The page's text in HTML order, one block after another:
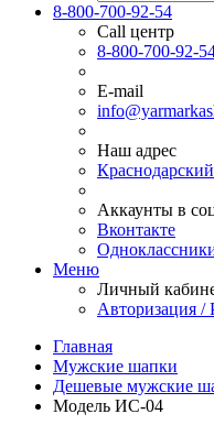
8-800-700-92-54
Call центр
8-800-700-92-
E-mail
Наш адрес
Аккаунты в
Вконтакте
Меню
Личный
Авторизация /
Главная
Мужские шапки
Дешевые мужские
Модель ИС-04